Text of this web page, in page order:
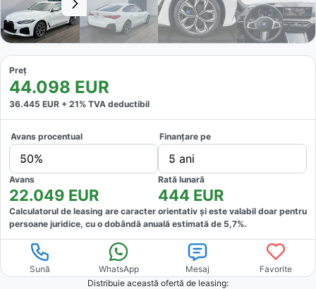
Preț
44.098 EUR
36.445 EUR + 21% TVA deductibil
Avans procentual
50%
Finanțare pe
5 ani
Avans
22.049 EUR
Rată lunară
444 EUR
Calculatorul de leasing are caracter orientativ și este valabil doar pentru
persoane juridice, cu o dobândă anuală estimată de 5,7%.
Sună WhatsApp Mesaj
Favorite
Distribuie această ofertă de leasing: